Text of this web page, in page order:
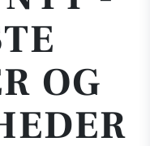
OG